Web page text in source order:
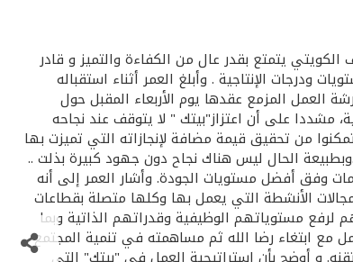
يتمتع بقدر عال من الكفاءة والتميز و قادر
الإنتاجية . وأبلغ العمر أثناء استقباله
العمل المزمع عقدها يوم الأربعاء المقبل حول
مشددا على أن اعتزاز"بيتك " لا يتوقف عند نجاحه
من تحقيق قيمة مضافة لإنجازاته التي تميزت بها
..وبطبيعة الحال ليس هناك نجاح دون جهود كبيرة بذلت ..
وفق أفضل مستويات الجودة. وأشار العمر إلى أنه
الأنشطة التي يعمل بها وكلها متصلة بقطاعات
مستوياتهم الوظيفية وقدراتهم الذاتية وبما
ابتغاء رضا الله ثم مساهمته في تنمية المجتمع